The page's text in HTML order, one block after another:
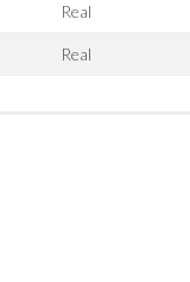
Real
Real